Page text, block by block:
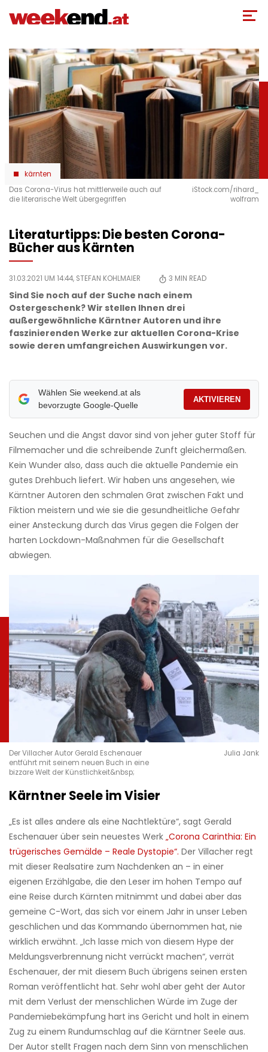
zum
kärnten
Das Corona-Virus hat mittlerweile auch auf
die literarische Welt übergegriffen
iStock.com/rihard_
wolfram
Literaturtipps: Die besten Corona-
Bücher aus Kärnten
31.03.2021 UM 14:44, STEFAN KOHLMAIER 3 MIN READ
Sind Sie noch auf der Suche nach einem
Ostergeschenk? Wir stellen Ihnen drei
außergewöhnliche Kärntner Autoren und ihre
faszinierenden Werke zur aktuellen Corona-Krise
sowie deren umfangreichen Auswirkungen vor.
Wählen Sie weekend.at als
bevorzugte Google-Quelle
AKTIVIEREN
Seuchen und die Angst davor sind von jeher guter Stoff für
Filmemacher und die schreibende Zunft gleichermaßen.
Kein Wunder also, dass auch die aktuelle Pandemie ein
gutes Drehbuch liefert. Wir haben uns angesehen, wie
Kärntner Autoren den schmalen Grat zwischen Fakt und
Fiktion meistern und wie sie die gesundheitliche Gefahr
einer Ansteckung durch das Virus gegen die Folgen der
harten Lockdown-Maßnahmen für die Gesellschaft
abwiegen.
Der Villacher Autor Gerald Eschenauer
entführt mit seinem neuen Buch in eine
bizzare Welt der Künstlichkeit&nbsp;
Julia Jank
Kärntner Seele im Visier
„Es ist alles andere als eine Nachtlektüre“, sagt Gerald
Eschenauer über sein neuestes Werk „Corona Carinthia: Ein
trügerisches Gemälde – Reale Dystopie“. Der Villacher regt
mit dieser Realsatire zum Nachdenken an – in einer
eigenen Erzählgabe, die den Leser im hohen Tempo auf
eine Reise durch Kärnten mitnimmt und dabei aber das
gemeine C-Wort, das sich vor einem Jahr in unser Leben
geschlichen und das Kommando übernommen hat, nie
wirklich erwähnt. „Ich lasse mich von diesem Hype der
Meldungsverbrennung nicht verrückt machen“, verrät
Eschenauer, der mit diesem Buch übrigens seinen ersten
Roman veröffentlicht hat. Sehr wohl aber geht der Autor
mit dem Verlust der menschlichen Würde im Zuge der
Pandemiebekämpfung hart ins Gericht und holt in einem
Zug zu einem Rundumschlag auf die Kärntner Seele aus.
Der Autor stellt Fragen nach dem Sinn von menschlichen